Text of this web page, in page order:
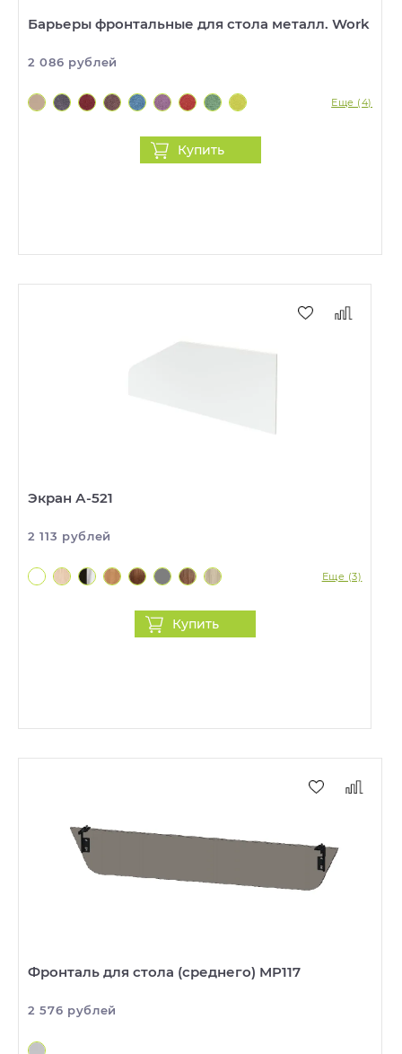
Барьеры фронтальные для стола металл. Work
2 086 рублей
Еще (4)
Купить
Экран А-521
2 113 рублей
Еще (3)
Купить
Фронталь для стола (среднего) MP117
2 576 рублей